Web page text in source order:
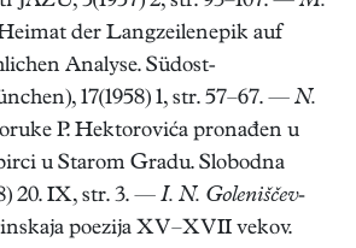
der Langzeilenepik auf
Analyse. Südost-
17(1958) 1, str. 57–67. — N.
P. Hektorovića pronađen u
u Starom Gradu. Slobodna
20. IX, str. 3. — I. N. Goleniščev-
poezija XV–XVII vekov.